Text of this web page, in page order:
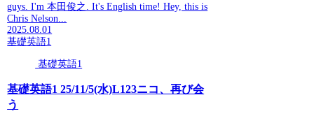
guys. I'm 本田俊之. It's English time! Hey, this is
Chris Nelson...
2025.08.01
基礎英語1
基礎英語1
基礎英語1 25/11/5(水)L123ニコ、再び会
う